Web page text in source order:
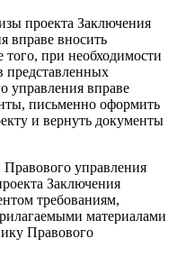
проекта Заключения
вправе вносить
при необходимости
представленных
управления вправе
письменно оформить
и вернуть документы
управления
Заключения
требованиям,
материалами
Правового